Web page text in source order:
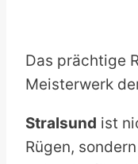
Das prächtige
Meisterwerk
Stralsund ist
Rügen,